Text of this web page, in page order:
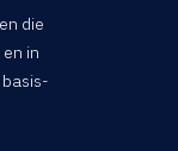
die
in